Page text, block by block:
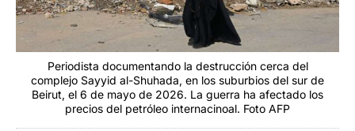
Periodista documentando la destrucción cerca del
complejo Sayyid al-Shuhada, en los suburbios del sur de
Beirut, el 6 de mayo de 2026. La guerra ha afectado los
precios del petróleo internacinoal. Foto AFP